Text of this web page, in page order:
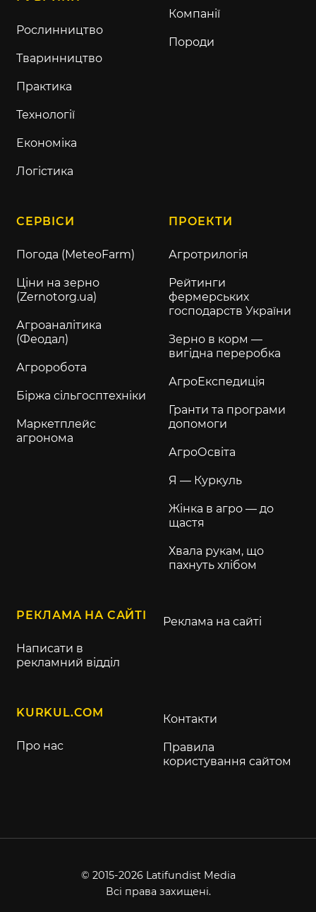
Рослинництво
Тваринництво
Практика
Технології
Економіка
Логістика
Компанії
Породи
СЕРВІСИ
Погода (MeteoFarm)
Ціни на зерно
(Zernotorg.ua)
Агроаналітика
(Феодал)
Агроробота
Біржа сільгосптехніки
Маркетплейс
агронома
ПРОЕКТИ
Агротрилогія
Рейтинги
фермерських
господарств України
Зерно в корм —
вигідна переробка
АгроЕкспедиція
Гранти та програми
допомоги
АгроОсвіта
Я — Куркуль
Жінка в агро — до
щастя
Хвала рукам, що
пахнуть хлібом
РЕКЛАМА НА САЙТІ
Написати в
рекламний відділ
Реклама на сайті
KURKUL.COM
Про нас
Контакти
Правила
користування сайтом
© 2015-2026 Latifundist Media
Всі права захищені.